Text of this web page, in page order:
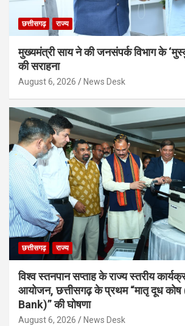
छत्तीसगढ़ राज्य
मुख्यमंत्री साय ने की जनसंपर्क विभाग के
की सराहना
August 6, 2026 News Desk
छत्तीसगढ़ राज्य
विश्व स्तनपान सप्ताह के राज्य स्तरीय
आयोजन, छत्तीसगढ़ के प्रथम “मातृ दूध
Bank)” की घोषणा
August 6, 2026 News Desk